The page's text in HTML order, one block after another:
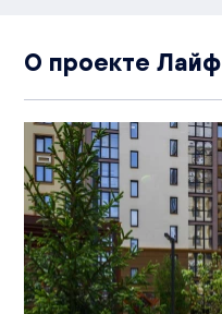
О проекте Лайф